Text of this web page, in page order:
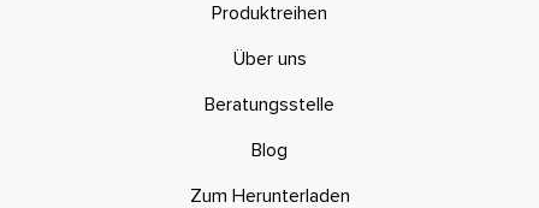
Produktreihen
Über uns
Beratungsstelle
Blog
Zum Herunterladen